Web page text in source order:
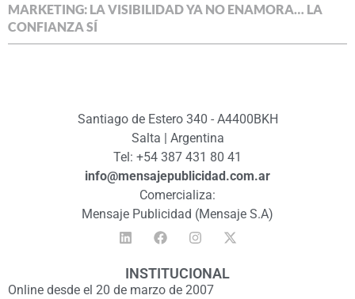
MARKETING: LA VISIBILIDAD YA NO ENAMORA… LA
CONFIANZA SÍ
Santiago de Estero 340 - A4400BKH
Salta | Argentina
Tel: +54 387 431 80 41
info@mensajepublicidad.com.ar
Comercializa:
Mensaje Publicidad (Mensaje S.A)
INSTITUCIONAL
Online desde el 20 de marzo de 2007